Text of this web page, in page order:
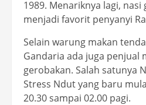
1989. Menariknya lagi,
menjadi favorit penyanyi
Selain warung makan
Gandaria ada juga penjual
gerobakan. Salah satunya
Stress Ndut yang baru
20.30 sampai 02.00 pagi.